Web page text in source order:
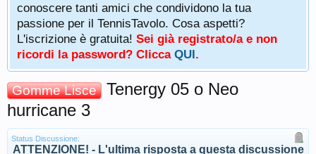
conoscere tanti amici che condividono la tua
passione per il TennisTavolo. Cosa aspetti?
L'iscrizione è gratuita! Sei già registrato/a e non
ricordi la password? Clicca QUI.
Gomme Lisce
Tenergy 05 o Neo
hurricane 3
Status Discussione:
ATTENZIONE! - L'ultima risposta a questa discussione